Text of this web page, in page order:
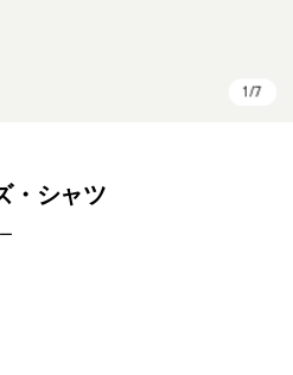
・シャツ